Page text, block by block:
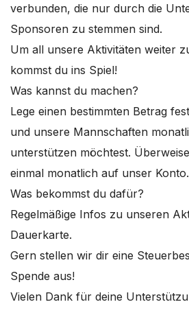
verbunden, die nur durch die
Sponsoren zu stemmen sind.
Um all unsere Aktivitäten weiter
kommst du ins Spiel!
Was kannst du machen?
Lege einen bestimmten Betrag
und unsere Mannschaften
unterstützen möchtest.
einmal monatlich auf unser Konto.
Was bekommst du dafür?
Regelmäßige Infos zu unseren
Dauerkarte.
Gern stellen wir dir eine
Spende aus!
Vielen Dank für deine